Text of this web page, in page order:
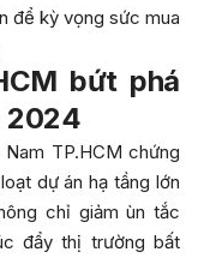
để kỳ vọng sức mua
bứt phá
2024
TP.HCM chứng
dự án hạ tầng lớn
chỉ giảm ùn tắc
đẩy thị trường bất